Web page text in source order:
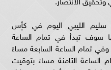
سليم الليبي اليوم في كأٍس
2023/2024، فإنها سوف تبدأ في تمام الساعة
تمام الساعة السابعة مساءً
الساعة الثامنة مساءً بتوقيت